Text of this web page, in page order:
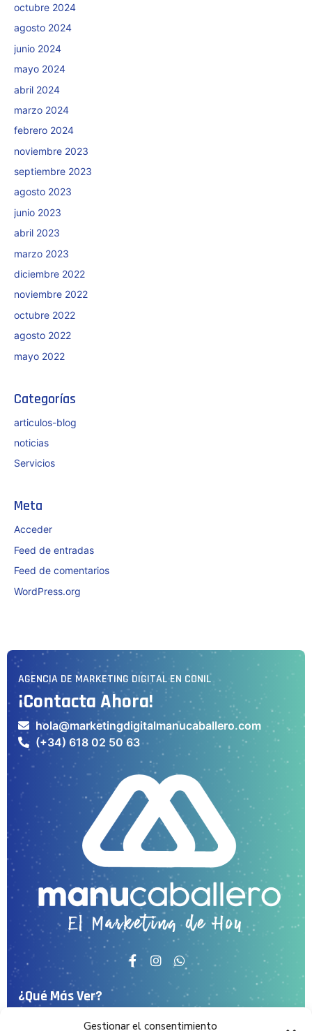
Gestionar el consentimiento
octubre 2024
agosto 2024
junio 2024
mayo 2024
abril 2024
marzo 2024
febrero 2024
noviembre 2023
septiembre 2023
agosto 2023
junio 2023
abril 2023
marzo 2023
diciembre 2022
noviembre 2022
octubre 2022
agosto 2022
mayo 2022
Categorías
articulos-blog
noticias
Servicios
Meta
Acceder
Feed de entradas
Feed de comentarios
WordPress.org
AGENCIA DE MARKETING DIGITAL EN CONIL
¡Contacta Ahora!
hola@marketingdigitalmanucaballero.com
(+34) 618 02 50 63
¿Qué Más Ver?